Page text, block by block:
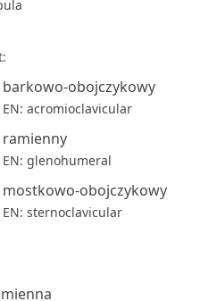
barkowo-obojczykowy
EN: acromioclavicular
ramienny
EN: glenohumeral
mostkowo-obojczykowy
EN: sternoclavicular